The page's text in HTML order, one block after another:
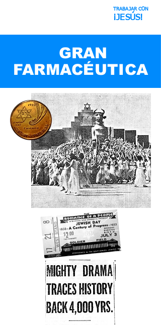
TRABAJAR CON
¡JESÚS!
GRAN
FARMACÉUTICA